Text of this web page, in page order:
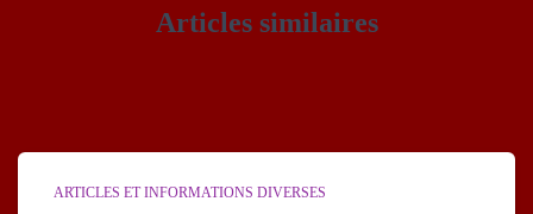
Articles similaires
ARTICLES ET INFORMATIONS DIVERSES